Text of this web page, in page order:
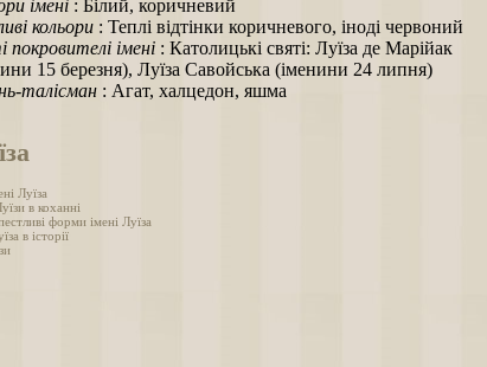
імені : Білий, коричневий
кольори : Теплі відтінки коричневого, іноді червоний
покровителі імені : Католицькі святі: Луїза де Марійак
15 березня), Луїза Савойська (іменини 24 липня)
талісман : Агат, халцедон, яшма
Луїза
в коханні
форми імені Луїза
в історії